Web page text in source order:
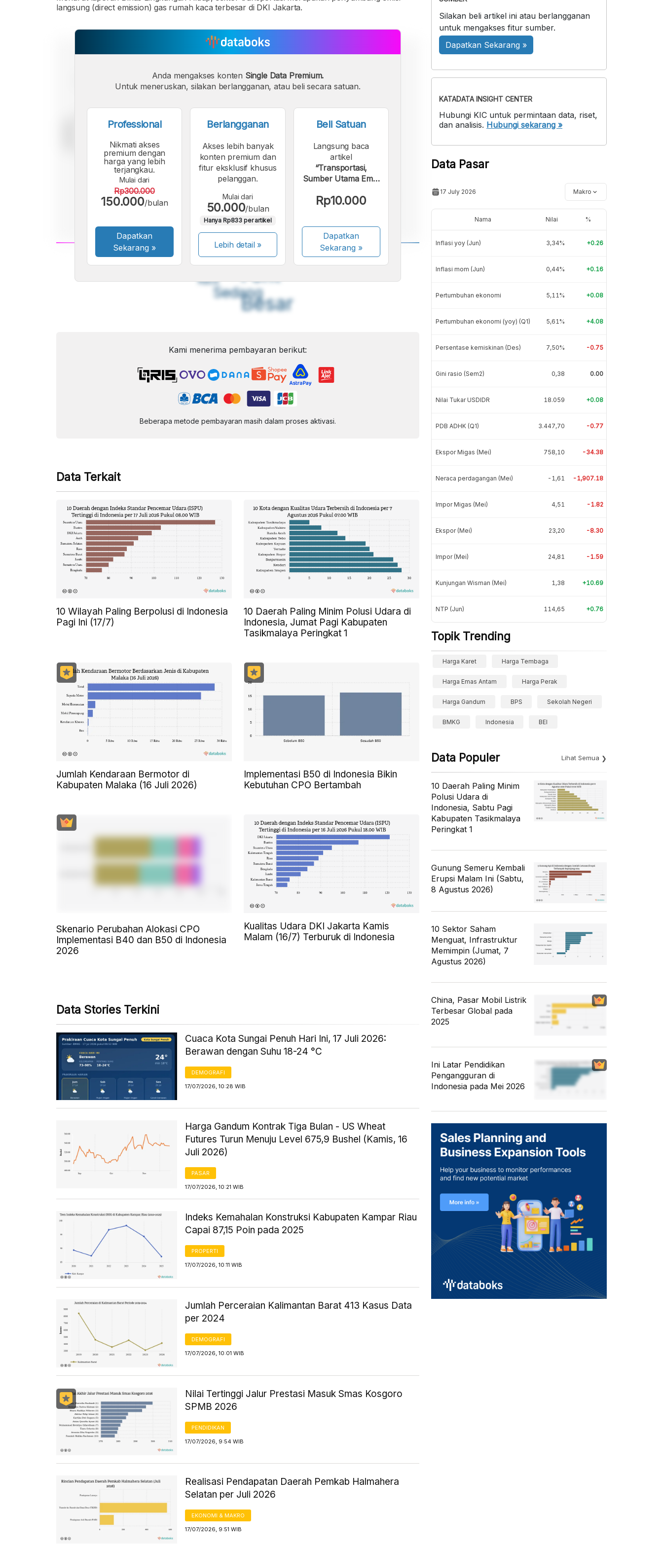
langsung (direct emission) gas rumah kaca terbesar di DKI Jakarta.
A
Font
Kecil
A
Sedang
A
Besar
Anda mengakses konten Single Data Premium.
Untuk meneruskan, silakan berlangganan, atau beli secara satuan.
Professional
Nikmati akses
premium dengan
harga yang lebih
terjangkau.
Mulai dari
Rp300.000
150.000/bulan
Dapatkan
Sekarang »
Berlangganan
Akses lebih banyak
konten premium dan
fitur eksklusif khusus
pelanggan.
Mulai dari
50.000/bulan
Hanya Rp833 per artikel
Lebih detail »
Beli Satuan
Langsung baca
artikel
“Transportasi,
Sumber Utama Emisi
DKI Jakarta”.
Rp10.000
Dapatkan
Sekarang»
Kami menerima pembayaran berikut:
Beberapa metode pembayaran masih dalam proses aktivasi.
Data Terkait
10 Wilayah Paling Berpolusi di Indonesia
Pagi Ini (17/7)
10 Daerah Paling Minim Polusi Udara di
Indonesia, Jumat Pagi Kabupaten
Tasikmalaya Peringkat 1
Jumlah Kendaraan Bermotor di
Kabupaten Malaka (16 Juli 2026)
Implementasi B50 di Indonesia Bikin
Kebutuhan CPO Bertambah
Skenario Perubahan Alokasi CPO
Implementasi B40 dan B50 di Indonesia
2026
Kualitas Udara DKI Jakarta Kamis
Malam (16/7) Terburuk di Indonesia
Data Stories Terkini
Cuaca Kota Sungai Penuh Hari Ini, 17 Juli 2026:
Berawan dengan Suhu 18-24 °C
DEMOGRAFI
17/07/2026, 10:28 WIB
Harga Gandum Kontrak Tiga Bulan - US Wheat
Futures Turun Menuju Level 675,9 Bushel (Kamis, 16
Juli 2026)
PASAR
17/07/2026, 10:21 WIB
Indeks Kemahalan Konstruksi Kabupaten Kampar Riau
Capai 87,15 Poin pada 2025
PROPERTI
17/07/2026, 10:11 WIB
Jumlah Perceraian Kalimantan Barat 413 Kasus Data
per 2024
DEMOGRAFI
17/07/2026, 10:01 WIB
Nilai Tertinggi Jalur Prestasi Masuk Smas Kosgoro
SPMB 2026
PENDIDIKAN
17/07/2026, 9:54 WIB
Realisasi Pendapatan Daerah Pemkab Halmahera
Selatan per Juli 2026
EKONOMI & MAKRO
17/07/2026, 9:51 WIB
Silakan beli artikel ini atau berlangganan
untuk mengakses fitur sumber.
Dapatkan Sekarang »
KATADATA INSIGHT CENTER
Hubungi KIC untuk permintaan data, riset,
dan analisis. Hubungi sekarang »
Data Pasar
17 July 2026 Makro
Nama Nilai %
Inflasi yoy (Jun) 3,34% +0.26
Inflasi mom (Jun) 0,44% +0.16
Pertumbuhan ekonomi 5,11% +0.08
Pertumbuhan ekonomi (yoy) (Q1) 5,61% +4.08
Persentase kemiskinan (Des) 7,50% -0.75
Gini rasio (Sem2) 0,38 0.00
Nilai Tukar USDIDR 18.059 +0.08
PDB ADHK (Q1) 3.447,70 -0.77
Ekspor Migas (Mei) 758,10 -34.38
Neraca perdagangan (Mei) -1,61 -1,907.18
Impor Migas (Mei) 4,51 -1.82
Ekspor (Mei) 23,20 -8.30
Impor (Mei) 24,81 -1.59
Kunjungan Wisman (Mei) 1,38 +10.69
NTP (Jun) 114,65 +0.76
Topik Trending
Harga Karet Harga Tembaga
Harga Emas Antam Harga Perak
Harga Gandum BPS Sekolah Negeri
BMKG Indonesia BEI
Data Populer Lihat Semua
10 Daerah Paling Minim
Polusi Udara di
Indonesia, Sabtu Pagi
Kabupaten Tasikmalaya
Peringkat 1
Gunung Semeru Kembali
Erupsi Malam Ini (Sabtu,
8 Agustus 2026)
10 Sektor Saham
Menguat, Infrastruktur
Memimpin (Jumat, 7
Agustus 2026)
China, Pasar Mobil Listrik
Terbesar Global pada
2025
Ini Latar Pendidikan
Pengangguran di
Indonesia pada Mei 2026